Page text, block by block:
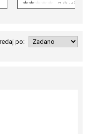
2 ili više
po: